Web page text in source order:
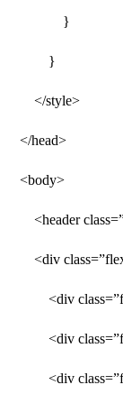
}
}
</style>
</head>
<body>
<header
<div
<div
<div
<div